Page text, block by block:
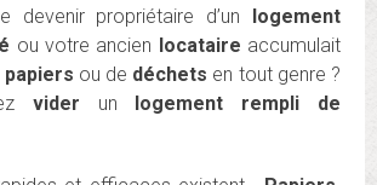
devenir propriétaire d’un logement
ou votre ancien locataire accumulait
ou de déchets en tout genre ?
vider un logement rempli de